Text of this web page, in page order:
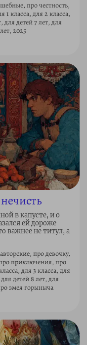
про честность,
класса, для 2 класса,
для детей 7 лет, для
2025
в капусте, и о
ей дороже
важнее не титул, а
про девочку,
приключения, про
для 3 класса, для
детей 8 лет, для
змея горыныча